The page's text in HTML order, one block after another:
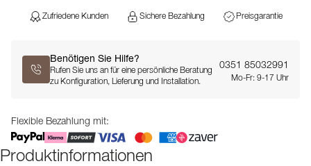
Zufriedene Kunden Sichere Bezahlung Preisgarantie
Benötigen Sie Hilfe?
Rufen Sie uns an für eine persönliche Beratung
zu Konfiguration, Lieferung und Installation.
0351 85032991
Mo-Fr: 9-17 Uhr
Flexible Bezahlung mit:
Produktinformationen